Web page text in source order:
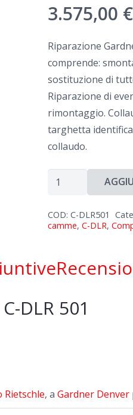
3.575,00 €
Riparazione
comprende:
sostituzione di
Riparazione di
rimontaggio.
targhetta
collaudo.
Riparazione
Denver
C-
501
quantità
COD:C-DLR501
camme,C-DLR,
DLR 501
Rietschle, aGardner Denver